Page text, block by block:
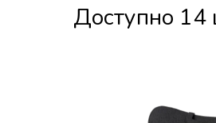
Доступно 14